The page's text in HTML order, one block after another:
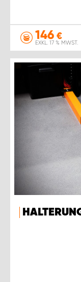
146 €
EXKL. 17 % MWST.